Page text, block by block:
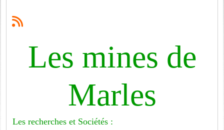
Les mines de
Marles
Les recherches et Sociétés :